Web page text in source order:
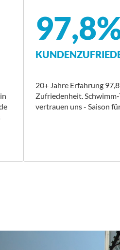
20+ Jahre Erfahrung
Zufriedenheit. Schwimm-
vertrauen uns - Saison für